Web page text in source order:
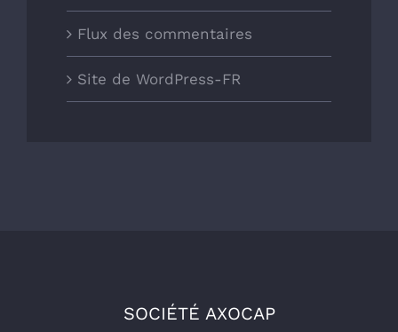
Flux des commentaires
Site de WordPress-FR
SOCIÉTÉ AXOCAP